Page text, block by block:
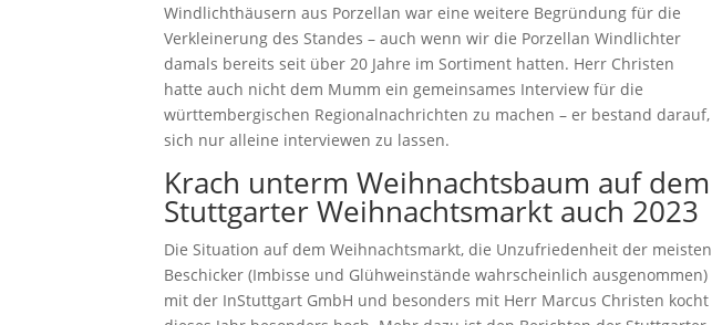
Windlichthäusern aus Porzellan war eine weitere Begründung für die
Verkleinerung des Standes – auch wenn wir die Porzellan Windlichter
damals bereits seit über 20 Jahre im Sortiment hatten. Herr Christen
hatte auch nicht dem Mumm ein gemeinsames Interview für die
württembergischen Regionalnachrichten zu machen – er bestand darauf,
sich nur alleine interviewen zu lassen.
Krach unterm Weihnachtsbaum auf dem
Stuttgarter Weihnachtsmarkt auch 2023
Die Situation auf dem Weihnachtsmarkt, die Unzufriedenheit der meisten
Beschicker (Imbisse und Glühweinstände wahrscheinlich ausgenommen)
mit der InStuttgart GmbH und besonders mit Herr Marcus Christen kocht